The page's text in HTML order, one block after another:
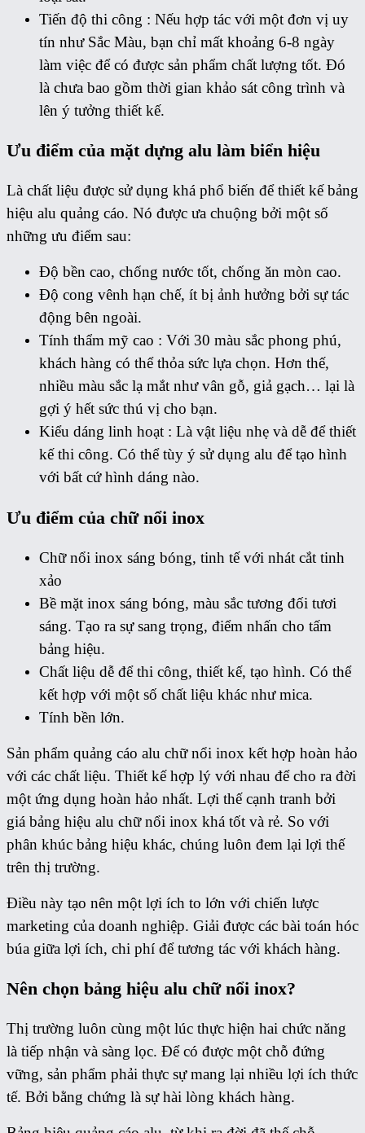
Tiến độ thi công : Nếu hợp tác với một đơn vị uy
tín như Sắc Màu, bạn chỉ mất khoảng 6-8 ngày
làm việc để có được sản phẩm chất lượng tốt. Đó
là chưa bao gồm thời gian khảo sát công trình và
lên ý tưởng thiết kế.
Ưu điểm của mặt dựng alu làm biển hiệu
Là chất liệu được sử dụng khá phổ biến để thiết kế bảng
hiệu alu quảng cáo. Nó được ưa chuộng bởi một số
những ưu điểm sau:
Độ bền cao, chống nước tốt, chống ăn mòn cao.
Độ cong vênh hạn chế, ít bị ảnh hưởng bởi sự tác
động bên ngoài.
Tính thẩm mỹ cao : Với 30 màu sắc phong phú,
khách hàng có thể thỏa sức lựa chọn. Hơn thế,
nhiều màu sắc lạ mắt như vân gỗ, giả gạch… lại là
gợi ý hết sức thú vị cho bạn.
Kiểu dáng linh hoạt : Là vật liệu nhẹ và dễ để thiết
kế thi công. Có thể tùy ý sử dụng alu để tạo hình
với bất cứ hình dáng nào.
Ưu điểm của chữ nổi inox
Chữ nổi inox sáng bóng, tinh tế với nhát cắt tinh
xảo
Bề mặt inox sáng bóng, màu sắc tương đối tươi
sáng. Tạo ra sự sang trọng, điểm nhấn cho tấm
bảng hiệu.
Chất liệu dễ để thi công, thiết kế, tạo hình. Có thể
kết hợp với một số chất liệu khác như mica.
Tính bền lớn.
Sản phẩm quảng cáo alu chữ nổi inox kết hợp hoàn hảo
với các chất liệu. Thiết kế hợp lý với nhau để cho ra đời
một ứng dụng hoàn hảo nhất. Lợi thế cạnh tranh bởi
giá bảng hiệu alu chữ nổi inox khá tốt và rẻ. So với
phân khúc bảng hiệu khác, chúng luôn đem lại lợi thế
trên thị trường.
Điều này tạo nên một lợi ích to lớn với chiến lược
marketing của doanh nghiệp. Giải được các bài toán hóc
búa giữa lợi ích, chi phí để tương tác với khách hàng.
Nên chọn bảng hiệu alu chữ nổi inox?
Thị trường luôn cùng một lúc thực hiện hai chức năng
là tiếp nhận và sàng lọc. Để có được một chỗ đứng
vững, sản phẩm phải thực sự mang lại nhiều lợi ích thức
tế. Bởi bằng chứng là sự hài lòng khách hàng.